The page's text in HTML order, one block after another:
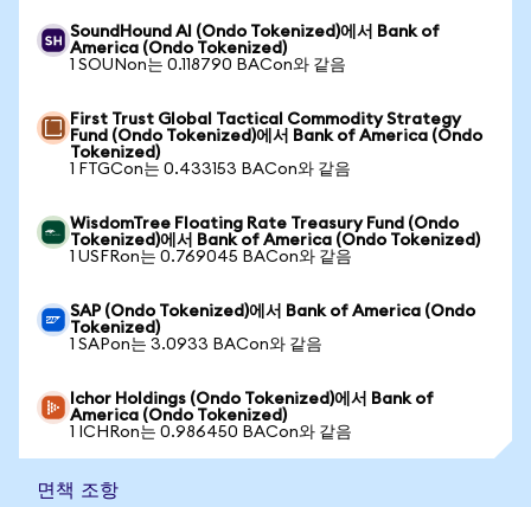
SoundHound AI (Ondo Tokenized)에서 Bank of
America (Ondo Tokenized)
1 SOUNon는 0.118790 BACon와 같음
First Trust Global Tactical Commodity Strategy
Fund (Ondo Tokenized)에서 Bank of America (Ondo
Tokenized)
1 FTGCon는 0.433153 BACon와 같음
WisdomTree Floating Rate Treasury Fund (Ondo
Tokenized)에서 Bank of America (Ondo Tokenized)
1 USFRon는 0.769045 BACon와 같음
SAP (Ondo Tokenized)에서 Bank of America (Ondo
Tokenized)
1 SAPon는 3.0933 BACon와 같음
Ichor Holdings (Ondo Tokenized)에서 Bank of
America (Ondo Tokenized)
1 ICHRon는 0.986450 BACon와 같음
면책 조항